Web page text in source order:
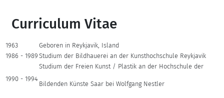
Curriculum Vitae
1963
Geboren in Reykjavik, Island
1986 - 1989 Studium der Bildhauerei an der Kunsthochschule Reykjavik
1990 - 1994
Studium der Freien Kunst / Plastik an der Hochschule der
Bildenden Künste Saar bei Wolfgang Nestler